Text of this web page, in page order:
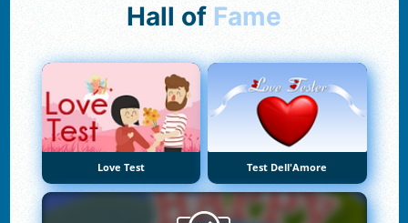
Hall of Fame
Love Test Test Dell'Amore